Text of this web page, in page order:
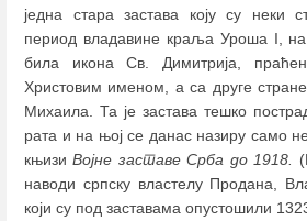
једна стара застава коју су неки
период владавине краља Уроша I, на
била икона Св. Димитрија,
Христовим именом, а са друге
Михаила. Та је застава тешко
рата и на њој се данас назиру само
књизиВојне заставе Срба до 1918.
наводи српску властелу Продана,
који су под заставама опустошили